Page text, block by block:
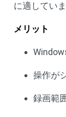
に適していま
メリット
操作が
録画範